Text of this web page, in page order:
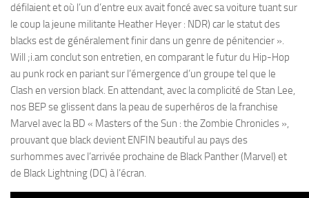
défilaient et où l’un d’entre eux avait foncé avec sa voiture tuant sur
le coup la jeune militante Heather Heyer : NDR) car le statut des
blacks est de généralement finir dans un genre de pénitencier ».
Will ;i.am conclut son entretien, en comparant le futur du Hip-Hop
au punk rock en pariant sur l’émergence d’un groupe tel que le
Clash en version black. En attendant, avec la complicité de Stan Lee,
nos BEP se glissent dans la peau de superhéros de la franchise
Marvel avec la BD « Masters of the Sun : the Zombie Chronicles »,
prouvant que black devient ENFIN beautiful au pays des
surhommes avec l’arrivée prochaine de Black Panther (Marvel) et
de Black Lightning (DC) à l’écran.